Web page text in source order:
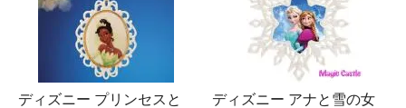
ディズニー プリンセスと
ディズニー アナと雪の女